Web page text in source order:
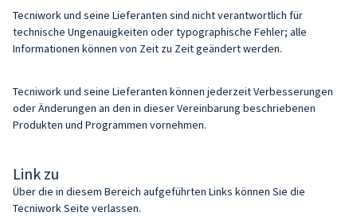
Tecniwork und seine Lieferanten sind nicht verantwortlich für
technische Ungenauigkeiten oder typographische Fehler; alle
Informationen können von Zeit zu Zeit geändert werden.
Tecniwork und seine Lieferanten können jederzeit Verbesserungen
oder Änderungen an den in dieser Vereinbarung beschriebenen
Produkten und Programmen vornehmen.
Link zu
Über die in diesem Bereich aufgeführten Links können Sie die
Tecniwork Seite verlassen.